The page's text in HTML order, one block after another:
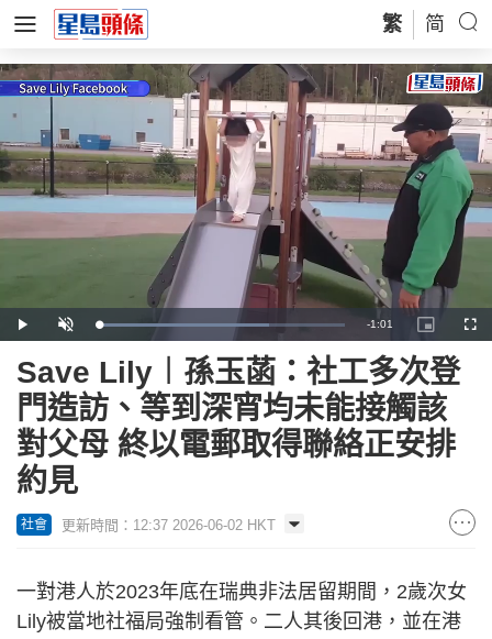
繁 简
Play Unmute Loaded:
69.03%
Remaining
Time
-1:01
Picture-
in-
Save Lily︱孫玉菡：社工多次登
門造訪、等到深宵均未能接觸該
對父母 終以電郵取得聯絡正安排
約見
社會 更新時間：12:37 2026-06-02 HKT
一對港人於2023年底在瑞典非法居留期間，2歲次女
Lily被當地社福局強制看管。二人其後回港，並在港